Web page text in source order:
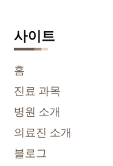
사이트
홈
진료 과목
병원 소개
의료진 소개
블로그